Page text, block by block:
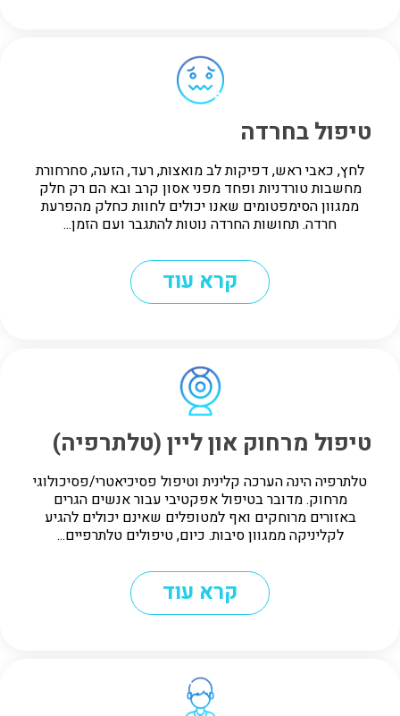
טיפול בחרדה
לחץ, כאבי ראש, דפיקות לב מואצות, רעד, הזעה, סחרחורת
מחשבות טורדניות ופחד מפני אסון קרב ובא הם רק חלק
ממגוון הסימפטומים שאנו יכולים לחוות כחלק מהפרעת
חרדה. תחושות החרדה נוטות להתגבר ועם הזמן...
קרא עוד
טיפול מרחוק און ליין (טלתרפיה)
טלתרפיה הינה הערכה קלינית וטיפול פסיכיאטרי/פסיכולוגי
מרחוק. מדובר בטיפול אפקטיבי עבור אנשים הגרים
באזורים מרוחקים ואף למטופלים שאינם יכולים להגיע
לקליניקה ממגוון סיבות. כיום, טיפולים טלתרפיים...
קרא עוד